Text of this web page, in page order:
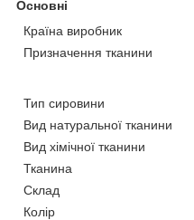
Основні
Країна виробник
Призначення тканини
Тип сировини
Вид натуральної тканини
Вид хімічної тканини
Тканина
Склад
Колір